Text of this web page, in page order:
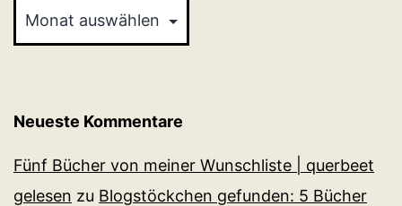
Neueste Kommentare
Fünf Bücher von meiner Wunschliste | querbeet
gelesen zu Blogstöckchen gefunden: 5 Bücher